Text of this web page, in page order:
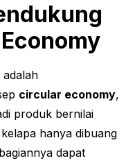
adalah
circular economy,
produk bernilai
hanya dibuang
dapat